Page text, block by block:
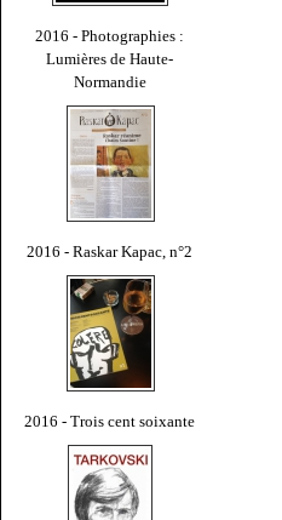
2016 - Photographies :
Lumières de Haute-
Normandie
2016 - Raskar Kapac, n°2
2016 - Trois cent soixante